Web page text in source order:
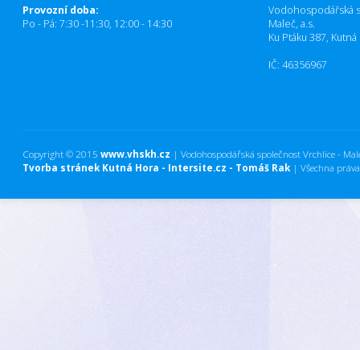
Provozní doba:
Po - Pá: 7:30 -11:30, 12:00 - 14:30
Vodohospodářská
Maleč, a.s.
Ku Ptáku 387,
IČ: 46356967
Copyright © 2015 www.vhskh.cz | Vodohospodářská společnost Vrchlice -
Tvorba stránek Kutná Hora - Intersite.cz - Tomáš Rak | Všechna